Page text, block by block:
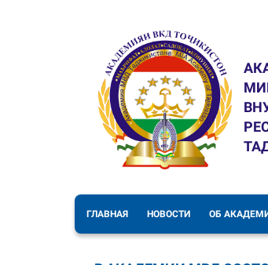
ГЛАВНАЯ НОВОСТИ ОБ